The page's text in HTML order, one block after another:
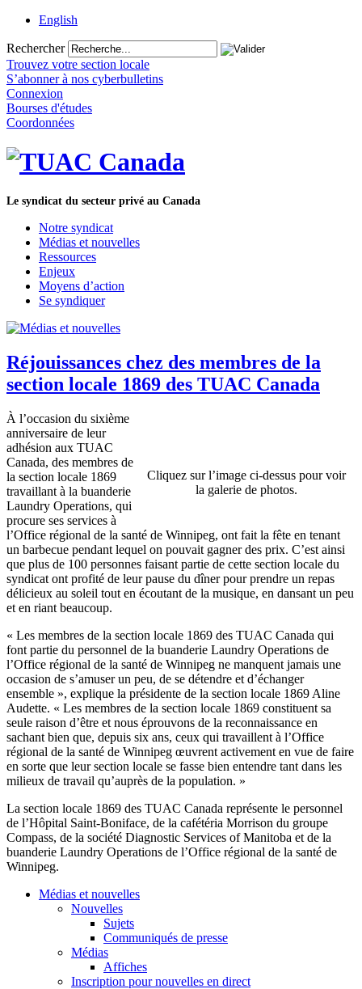
English
Rechercher
Trouvez votre section locale
S’abonner à nos cyberbulletins
Connexion
Bourses d'études
Coordonnées
Le syndicat du secteur privé au Canada
Notre syndicat
Médias et nouvelles
Ressources
Enjeux
Moyens d’action
Se syndiquer
Réjouissances chez des membres de la
section locale 1869 des TUAC Canada
Cliquez sur l’image ci-dessus pour voir
la galerie de photos.
À l’occasion du sixième
anniversaire de leur
adhésion aux TUAC
Canada, des membres de
la section locale 1869
travaillant à la buanderie
Laundry Operations, qui
procure ses services à
l’Office régional de la santé de Winnipeg, ont fait la fête en tenant
un barbecue pendant lequel on pouvait gagner des prix. C’est ainsi
que plus de 100 personnes faisant partie de cette section locale du
syndicat ont profité de leur pause du dîner pour prendre un repas
délicieux au soleil tout en écoutant de la musique, en dansant un peu
et en riant beaucoup.
« Les membres de la section locale 1869 des TUAC Canada qui
font partie du personnel de la buanderie Laundry Operations de
l’Office régional de la santé de Winnipeg ne manquent jamais une
occasion de s’amuser un peu, de se détendre et d’échanger
ensemble », explique la présidente de la section locale 1869 Aline
Audette. « Les membres de la section locale 1869 constituent sa
seule raison d’être et nous éprouvons de la reconnaissance en
sachant bien que, depuis six ans, ceux qui travaillent à l’Office
régional de la santé de Winnipeg œuvrent activement en vue de faire
en sorte que leur section locale se fasse bien entendre tant dans les
milieux de travail qu’auprès de la population. »
La section locale 1869 des TUAC Canada représente le personnel
de l’Hôpital Saint-Boniface, de la cafétéria Morrison du groupe
Compass, de la société Diagnostic Services of Manitoba et de la
buanderie Laundry Operations de l’Office régional de la santé de
Winnipeg.
Médias et nouvelles
Nouvelles
Sujets
Communiqués de presse
Médias
Affiches
Inscription pour nouvelles en direct